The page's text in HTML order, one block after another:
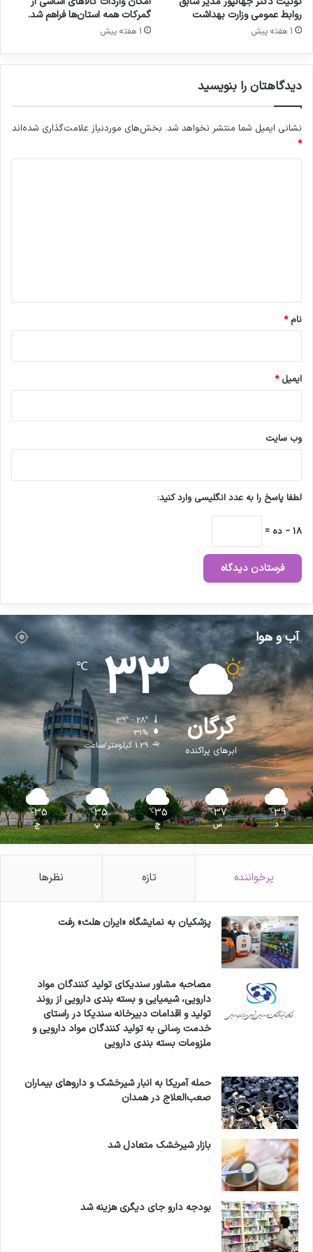
ص
ن
ت
ا
ی
ک
ش
روابط عمومی وزارت بهداشت
1 هفته پیش
گمرکات همه استان‌ها فراهم شد.
1 هفته پیش
دیدگاهتان را بنویسید
نشانی ایمیل شما منتشر نخواهد شد. بخش‌های موردنیاز علامت‌گذاری شده‌اند
*
نام*
ایمیل*
وب‌ سایت
لطفا پاسخ را به عدد انگلیسی وارد کنید:
18 − ده =
آب و هوا
گرگان
ابرهای پراکنده
33
℃
39º - 28º
31%
1.29 کیلومتر/ساعت
39
℃
د
37
℃
س
35
℃
چ
35
℃
پ
35
℃
ج
پرخواننده تازه نظرها
پزشکیان به نمایشگاه «ایران هلث» رفت
مصاحبه مشاور سندیکای تولید کنندگان مواد
دارویی، شیمیایی و بسته بندی دارویی از روند
تولید و اقدامات دبیرخانه سندیکا در راستای
خدمت رسانی به تولید کنندگان مواد دارویی و
ملزومات بسته بندی دارویی
حمله آمریکا به انبار شیرخشک و داروهای بیماران
صعب‌العلاج در همدان
بازار شیرخشک متعادل شد
بودجه دارو جای دیگری هزینه شد